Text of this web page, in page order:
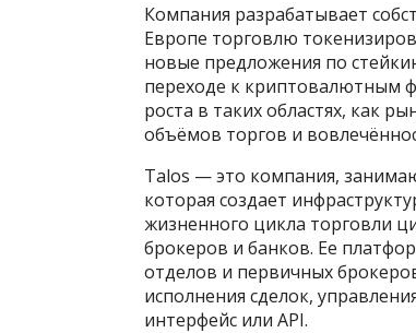
Компания разрабатывает
Европе торговлю
новые предложения по
переходе к криптовалютным
роста в таких областях, как
объёмов торгов и
Talos — это компания,
которая создает
жизненного цикла торговли
брокеров и банков. Ее
отделов и первичных
исполнения сделок,
интерфейс или API.